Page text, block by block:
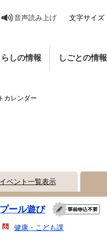
音声読み上げ 文字サイズ
らしの情報 しごとの情報
カレンダー
イベント一覧表示
プール遊び
健康・こども課